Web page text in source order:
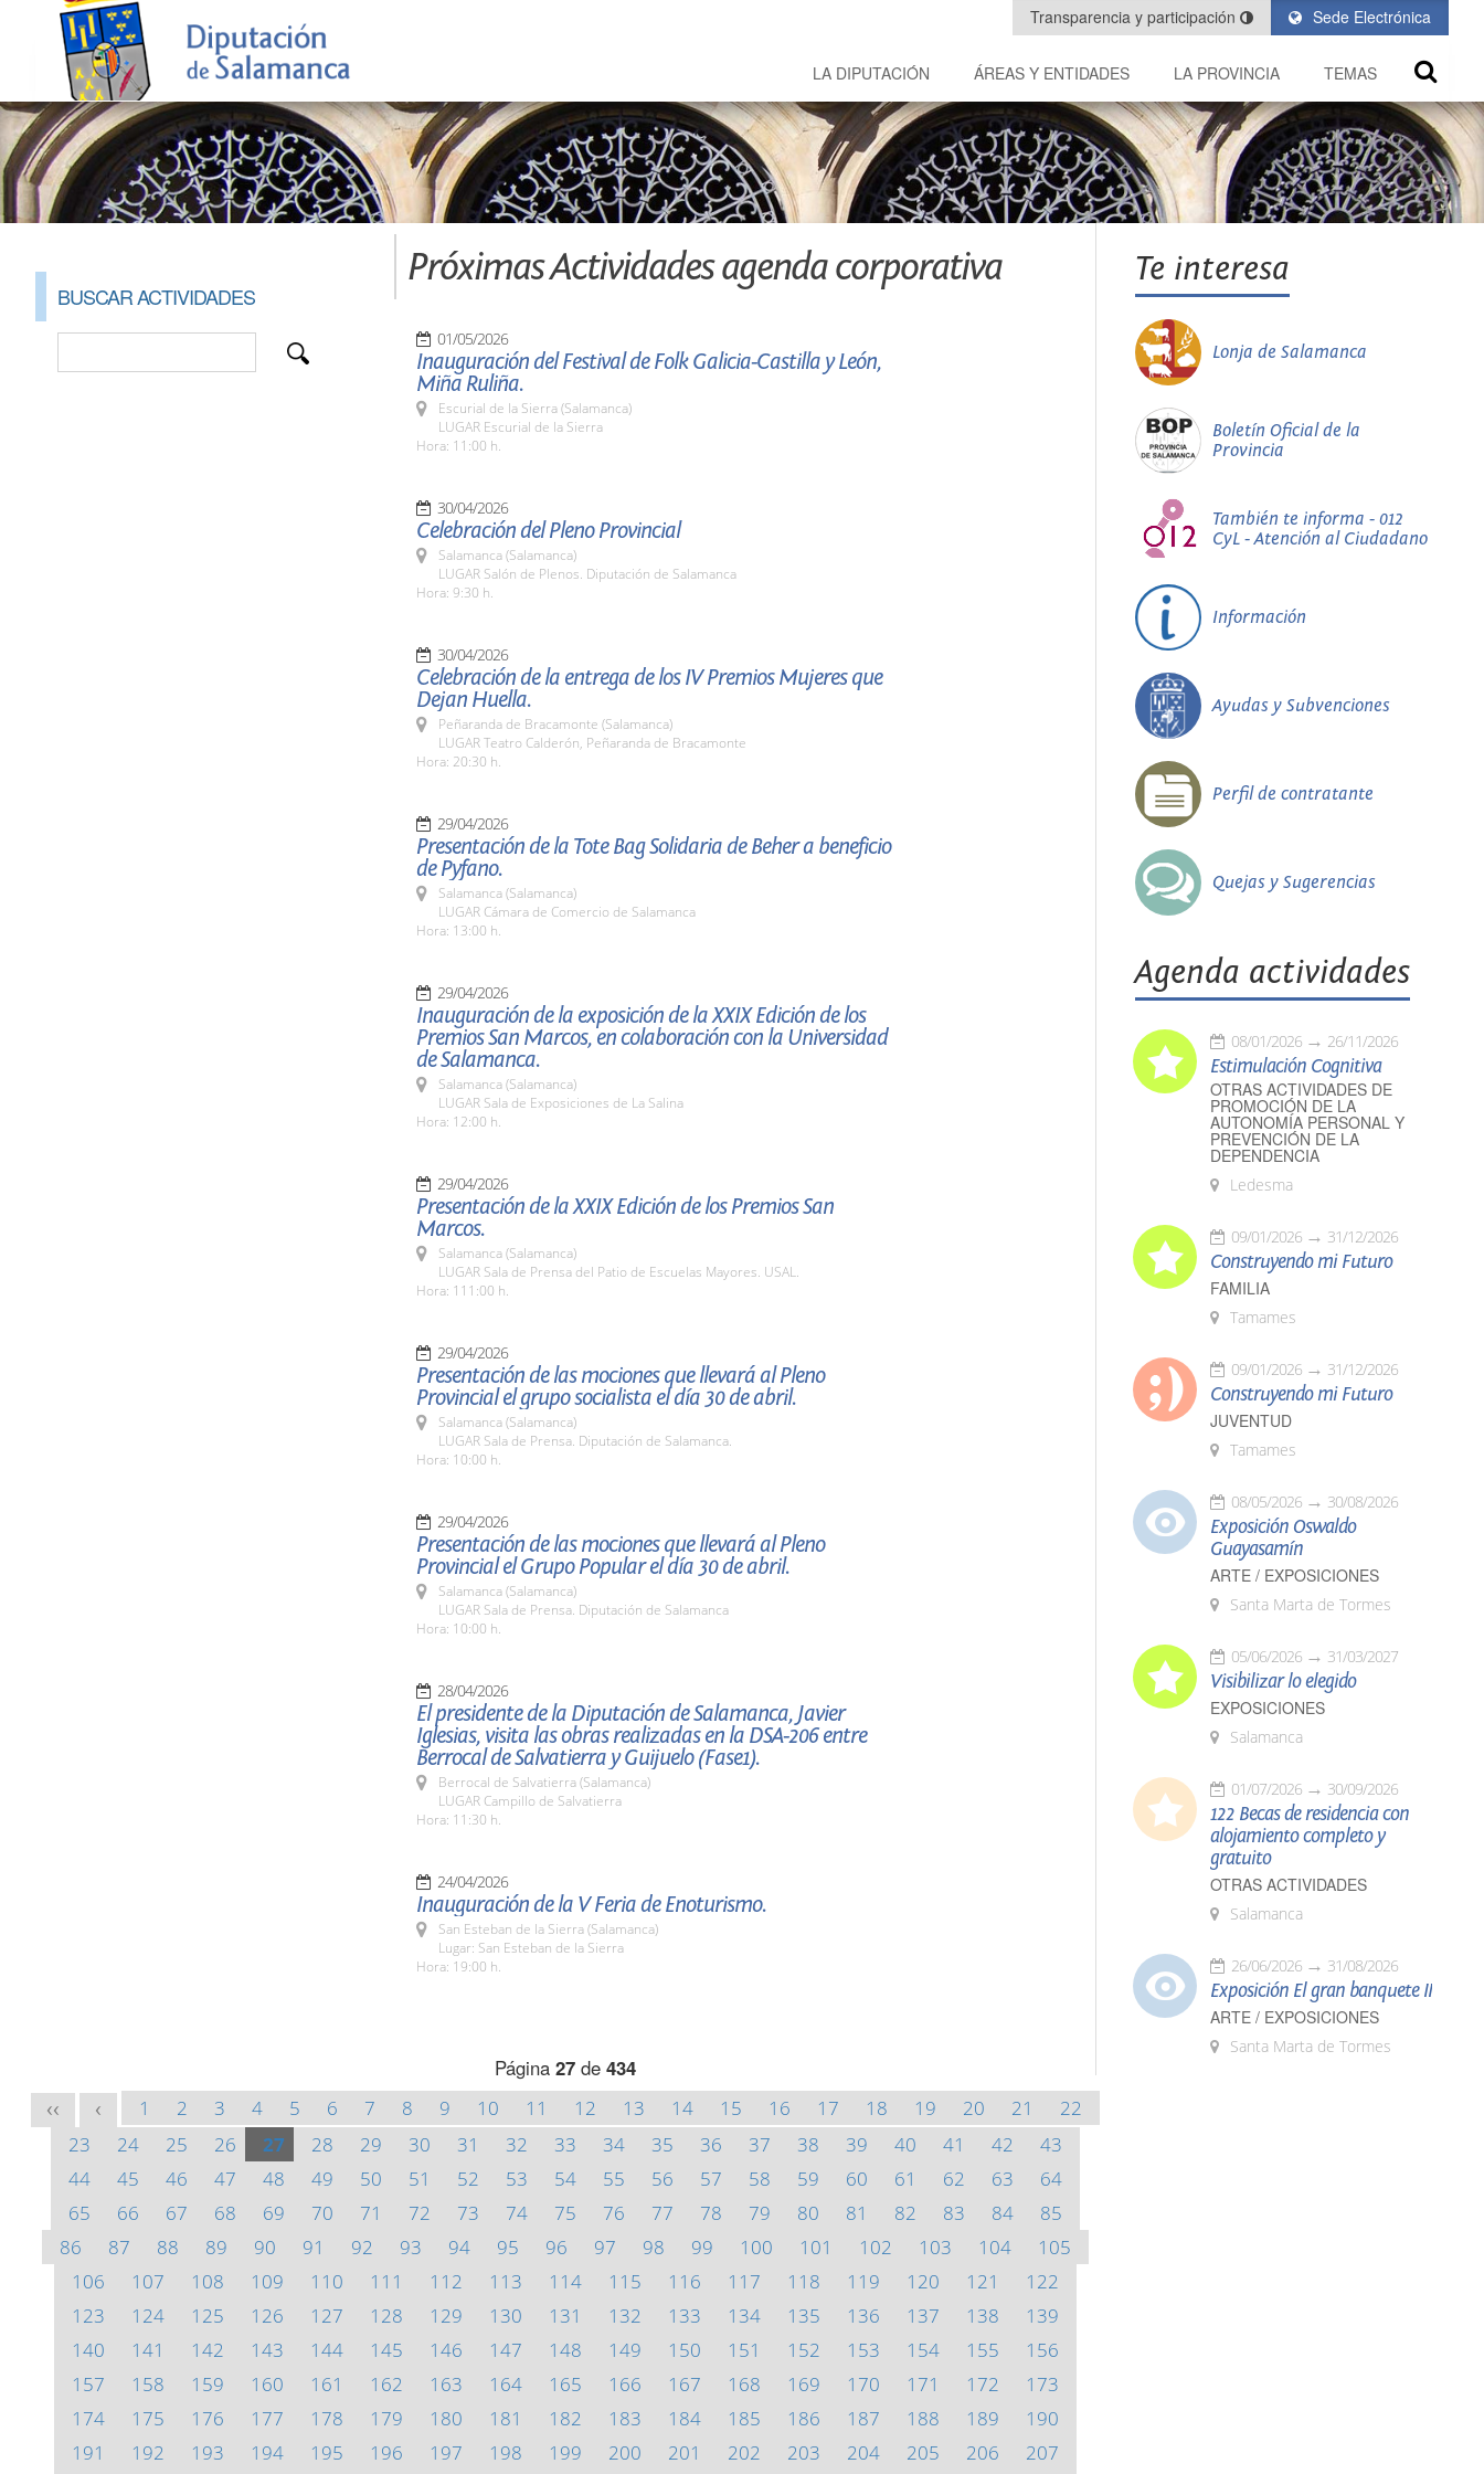
Sede Electrónica
Transparencia y participación
LA DIPUTACIÓN ÁREAS Y ENTIDADES LA PROVINCIA TEMAS
BUSCAR ACTIVIDADES
Próximas Actividades agenda corporativa
01/05/2026
Inauguración del Festival de Folk Galicia-Castilla y León,
Miña Ruliña.
Escurial de la Sierra (Salamanca)
LUGAR Escurial de la Sierra
Hora: 11:00 h.
30/04/2026
Celebración del Pleno Provincial
Salamanca (Salamanca)
LUGAR Salón de Plenos. Diputación de Salamanca
Hora: 9:30 h.
30/04/2026
Celebración de la entrega de los IV Premios Mujeres que
Dejan Huella.
Peñaranda de Bracamonte (Salamanca)
LUGAR Teatro Calderón, Peñaranda de Bracamonte
Hora: 20:30 h.
29/04/2026
Presentación de la Tote Bag Solidaria de Beher a beneficio
de Pyfano.
Salamanca (Salamanca)
LUGAR Cámara de Comercio de Salamanca
Hora: 13:00 h.
29/04/2026
Inauguración de la exposición de la XXIX Edición de los
Premios San Marcos, en colaboración con la Universidad
de Salamanca.
Salamanca (Salamanca)
LUGAR Sala de Exposiciones de La Salina
Hora: 12:00 h.
29/04/2026
Presentación de la XXIX Edición de los Premios San
Marcos.
Salamanca (Salamanca)
LUGAR Sala de Prensa del Patio de Escuelas Mayores. USAL.
Hora: 111:00 h.
29/04/2026
Presentación de las mociones que llevará al Pleno
Provincial el grupo socialista el día 30 de abril.
Salamanca (Salamanca)
LUGAR Sala de Prensa. Diputación de Salamanca.
Hora: 10:00 h.
29/04/2026
Presentación de las mociones que llevará al Pleno
Provincial el Grupo Popular el día 30 de abril.
Salamanca (Salamanca)
LUGAR Sala de Prensa. Diputación de Salamanca
Hora: 10:00 h.
28/04/2026
El presidente de la Diputación de Salamanca, Javier
Iglesias, visita las obras realizadas en la DSA-206 entre
Berrocal de Salvatierra y Guijuelo (Fase1).
Berrocal de Salvatierra (Salamanca)
LUGAR Campillo de Salvatierra
Hora: 11:30 h.
24/04/2026
Inauguración de la V Feria de Enoturismo.
San Esteban de la Sierra (Salamanca)
Lugar: San Esteban de la Sierra
Hora: 19:00 h.
Página 27 de 434
<< < 1 2 3 4 5 6 7 8 9 10 11 12 13 14 15 16 17 18 19 20 21
22
23
24 25 26 27 28 29 30 31 32 33 34 35 36 37 38 39 40 41 42
43
44
45 46 47 48 49 50 51 52 53 54 55 56 57 58 59 60 61 62 63
64
65
66 67 68 69 70 71 72 73 74 75 76 77 78 79 80 81 82 83 84
85
86
87 88 89 90 91 92 93 94 95 96 97 98 99 100 101 102 103 104
105
106
107 108 109 110 111 112 113 114 115 116 117 118 119 120 121
122
123
124 125 126 127 128 129 130 131 132 133 134 135 136 137 138
139
140
141 142 143 144 145 146 147 148 149 150 151 152 153 154 155
156
157
158 159 160 161 162 163 164 165 166 167 168 169 170 171 172
173
174
175 176 177 178 179 180 181 182 183 184 185 186 187 188 189
190
191
192 193 194 195 196 197 198 199 200 201 202 203 204 205 206 207
Te interesa
Lonja de Salamanca
Boletín Oficial de la
Provincia
También te informa - 012
CyL - Atención al Ciudadano
Información
Ayudas y Subvenciones
Perfil de contratante
Quejas y Sugerencias
Agenda actividades
08/01/2026 26/11/2026
Estimulación Cognitiva
OTRAS ACTIVIDADES DE
PROMOCIÓN DE LA
AUTONOMÍA PERSONAL Y
PREVENCIÓN DE LA
DEPENDENCIA
Ledesma
09/01/2026 31/12/2026
Construyendo mi Futuro
FAMILIA
Tamames
09/01/2026 31/12/2026
Construyendo mi Futuro
JUVENTUD
Tamames
08/05/2026 30/08/2026
Exposición Oswaldo
Guayasamín
ARTE / EXPOSICIONES
Santa Marta de Tormes
05/06/2026 31/03/2027
Visibilizar lo elegido
EXPOSICIONES
Salamanca
01/07/2026 30/09/2026
122 Becas de residencia con
alojamiento completo y
gratuito
OTRAS ACTIVIDADES
Salamanca
26/06/2026 31/08/2026
Exposición El gran banquete II
ARTE / EXPOSICIONES
Santa Marta de Tormes